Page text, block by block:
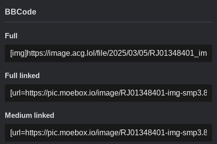
BBCode
Full
Full linked
Medium linked